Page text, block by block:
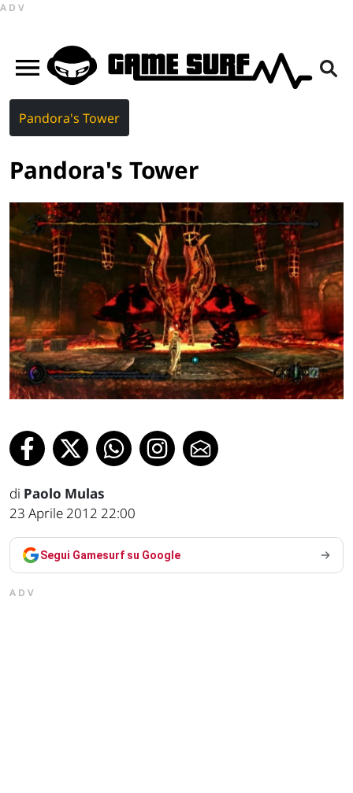
ADV
Pandora's Tower
Pandora's Tower
di Paolo Mulas
23 Aprile 2012 22:00
Segui Gamesurf su Google
ADV